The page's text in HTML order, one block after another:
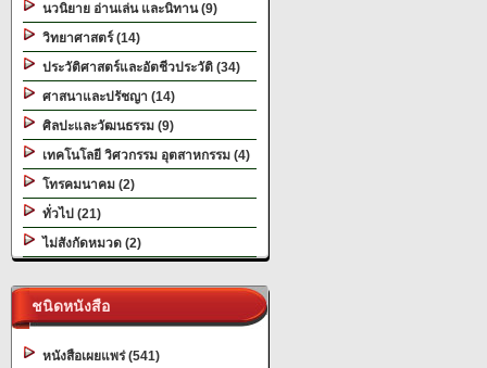
นวนิยาย อ่านเล่น และนิทาน (9)
วิทยาศาสตร์ (14)
ประวัติศาสตร์และอัตชีวประวัติ (34)
ศาสนาและปรัชญา (14)
ศิลปะและวัฒนธรรม (9)
เทคโนโลยี วิศวกรรม อุตสาหกรรม (4)
โทรคมนาคม (2)
ทั่วไป (21)
ไม่สังกัดหมวด (2)
ชนิดหนังสือ
หนังสือเผยแพร่ (541)